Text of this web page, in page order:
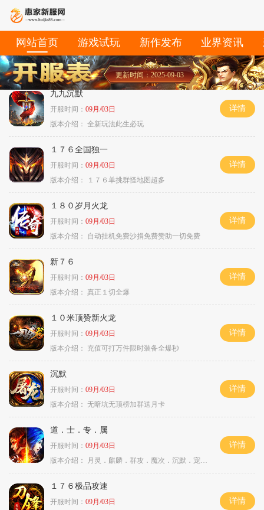
网站首页 游戏试玩 新作发布 业界资讯
更新时间：2025-09-03
九九沉默
开服时间： 09月/03日
版本介绍： 全新玩法此生必玩
详情
１７６全国独一
开服时间： 09月/03日
版本介绍：
１７６单挑群怪地图超多
详情
１８０岁月火龙
开服时间： 09月/03日
版本介绍：
自动挂机免费沙捐免费赞助一切免费
详情
新７６
开服时间： 09月/03日
版本介绍： 真正１切全爆
详情
１０米顶赞新火龙
开服时间： 09月/03日
版本介绍：
充值可打万件限时装备全爆秒
详情
沉默
开服时间： 09月/03日
版本介绍： 无暗坑无顶榜加群送月卡
详情
道．士．专．属
开服时间： 09月/03日
版本介绍：
月灵．麒麟．群攻．魔次．沉默．宠物．暗黑
详情
１７６极品攻速
开服时间： 09月/03日
详情